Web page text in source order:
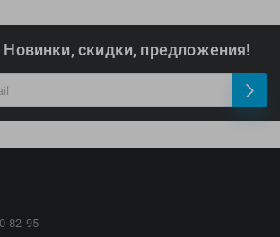
скидки, предложения!
82-95